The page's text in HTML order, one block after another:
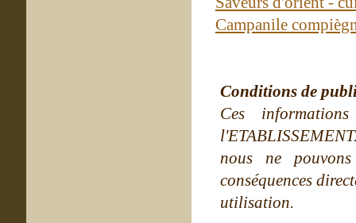
Campanile
Conditions de
Ces
nous ne
conséquences
utilisation.